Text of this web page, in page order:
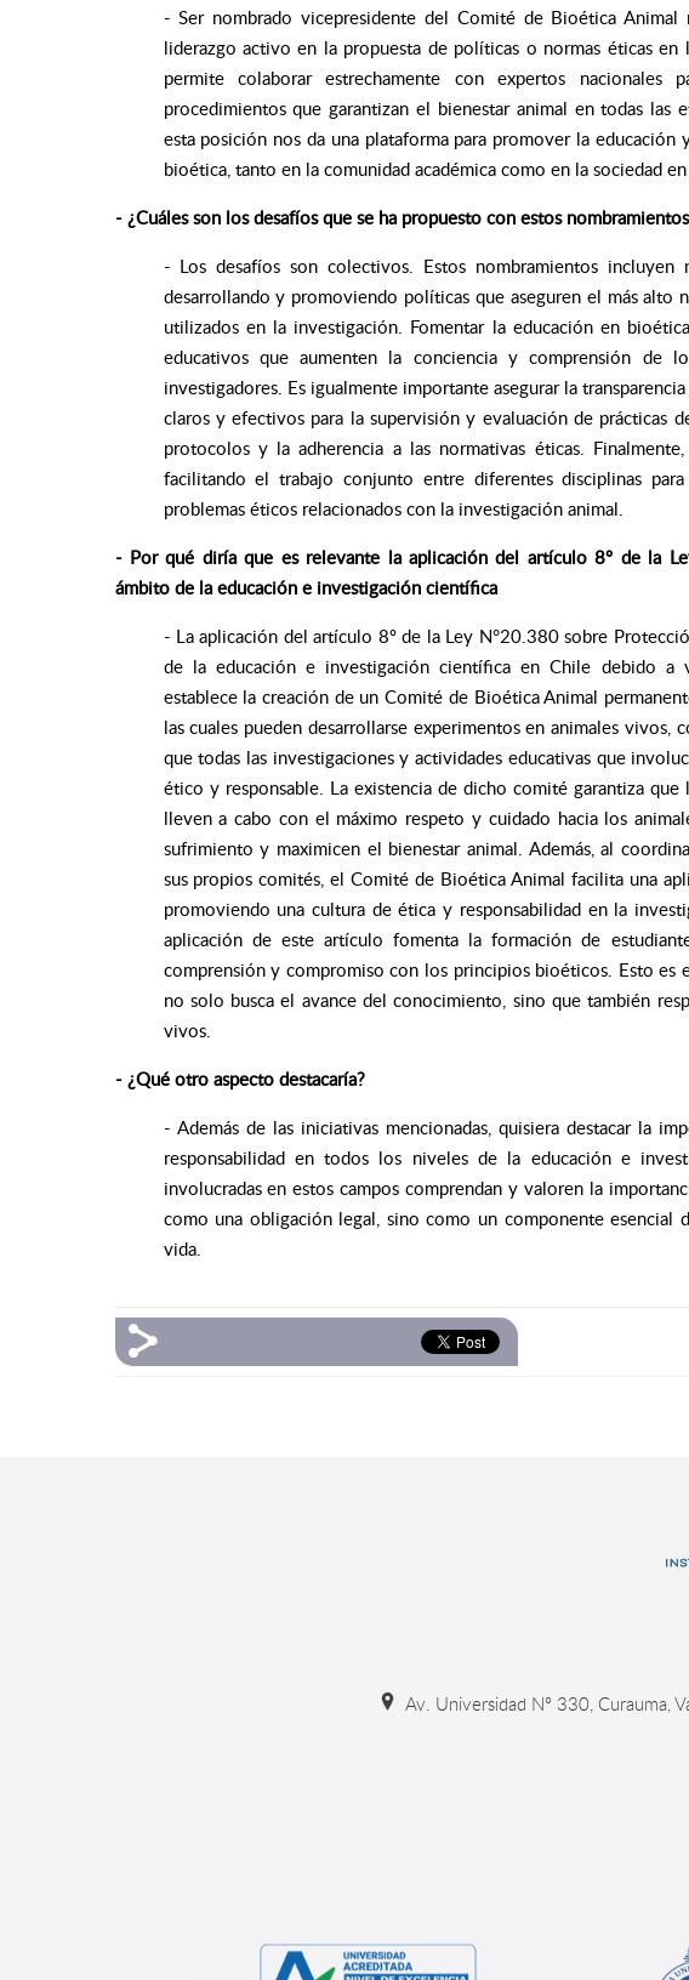
- Ser nombrado vicepresidente del Comité de Bioética Animal
liderazgo activo en la propuesta de políticas o normas éticas en
permite colaborar estrechamente con expertos
procedimientos que garantizan el bienestar animal en todas las
esta posición nos da una plataforma para promover la
bioética, tanto en la comunidad académica como en la sociedad
- ¿Cuáles son los desafíos que se ha propuesto con estos
- Los desafíos son colectivos. Estos nombramientos incluyen
desarrollando y promoviendo políticas que aseguren el más alto
utilizados en la investigación. Fomentar la educación en
educativos que aumenten la conciencia y comprensión de
investigadores. Es igualmente importante asegurar la
claros y efectivos para la supervisión y evaluación de prácticas
protocolos y la adherencia a las normativas éticas.
facilitando el trabajo conjunto entre diferentes disciplinas
problemas éticos relacionados con la investigación animal.
- Por qué diría que es relevante la aplicación del artículo 8º de la
ámbito de la educación e investigación científica
- La aplicación del artículo 8º de la Ley N°20.380 sobre
de la educación e investigación científica en Chile debido a
establece la creación de un Comité de Bioética Animal
las cuales pueden desarrollarse experimentos en animales vivos,
que todas las investigaciones y actividades educativas que
ético y responsable. La existencia de dicho comité garantiza
lleven a cabo con el máximo respeto y cuidado hacia los
sufrimiento y maximicen el bienestar animal. Además, al
sus propios comités, el Comité de Bioética Animal facilita una
promoviendo una cultura de ética y responsabilidad en la
aplicación de este artículo fomenta la formación de
comprensión y compromiso con los principios bioéticos. Esto es
no solo busca el avance del conocimiento, sino que también
vivos.
- ¿Qué otro aspecto destacaría?
- Además de las iniciativas mencionadas, quisiera destacar la
responsabilidad en todos los niveles de la educación e
involucradas en estos campos comprendan y valoren la
como una obligación legal, sino como un componente
vida.
Av. Universidad Nº 330, Curauma,